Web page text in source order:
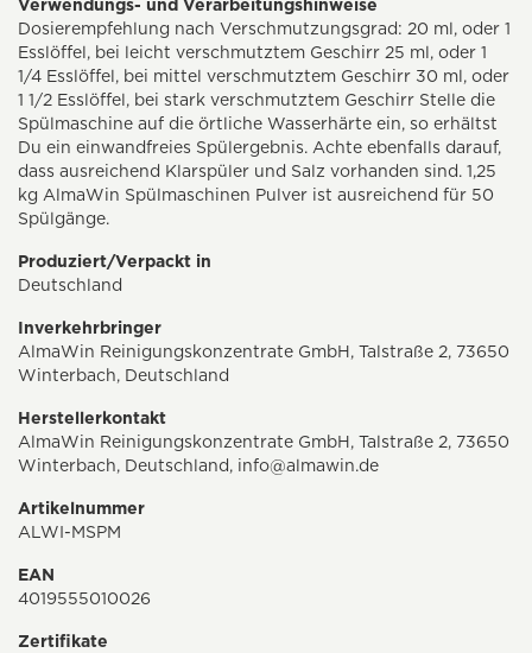
Verwendungs- und Verarbeitungshinweise
Dosierempfehlung nach Verschmutzungsgrad: 20 ml, oder 1
Esslöffel, bei leicht verschmutztem Geschirr 25 ml, oder 1
1/4 Esslöffel, bei mittel verschmutztem Geschirr 30 ml, oder
1 1/2 Esslöffel, bei stark verschmutztem Geschirr Stelle die
Spülmaschine auf die örtliche Wasserhärte ein, so erhältst
Du ein einwandfreies Spülergebnis. Achte ebenfalls darauf,
dass ausreichend Klarspüler und Salz vorhanden sind. 1,25
kg AlmaWin Spülmaschinen Pulver ist ausreichend für 50
Spülgänge.
Produziert/Verpackt in
Deutschland
Inverkehrbringer
AlmaWin Reinigungskonzentrate GmbH, Talstraße 2, 73650
Winterbach, Deutschland
Herstellerkontakt
AlmaWin Reinigungskonzentrate GmbH, Talstraße 2, 73650
Winterbach, Deutschland, info@almawin.de
Artikelnummer
ALWI-MSPM
EAN
4019555010026
Zertifikate